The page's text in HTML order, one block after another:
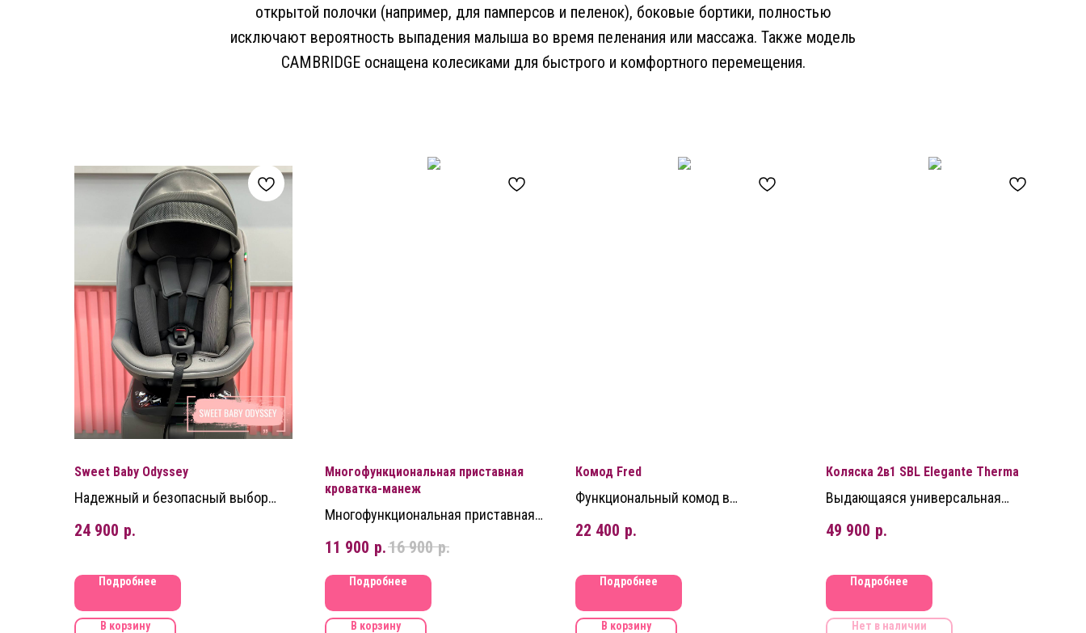
открытой полочки (например, для памперсов и пеленок), боковые бортики, полностью
исключают вероятность выпадения малыша во время пеленания или массажа. Также модель
CAMBRIDGE оснащена колесиками для быстрого и комфортного перемещения.
Sweet Baby Odyssey
Надежный и безопасный выбор
для вашего малыша с рождения до
4 лет
24 900 р.
Подробнее
В корзину
Многофункциональная приставная
кроватка-манеж
Многофункциональная приставная
кроватка-манеж, сочетающая
функции кроватки для сна, игровой
зоны и приставного места к
родительской кровати.
11 900 р.16 900 р.
Подробнее
В корзину
Комод Fred
Функциональный комод в
скандинавском стиле cо складным
пеленальным столиком
22 400 р.
Подробнее
В корзину
Коляска 2в1 SBL Elegante Therma
Выдающаяся универсальная
коляска с элегантным дизайном
49 900 р.
Подробнее
Нет в наличии